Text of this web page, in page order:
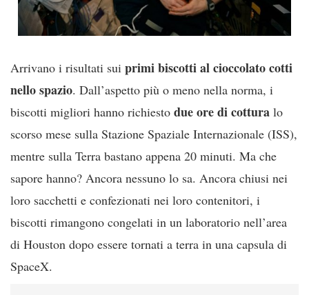
Arrivano i risultati sui primi biscotti al cioccolato cotti
nello spazio. Dall’aspetto più o meno nella norma, i
biscotti migliori hanno richiesto due ore di cottura lo
scorso mese sulla Stazione Spaziale Internazionale (ISS),
mentre sulla Terra bastano appena 20 minuti. Ma che
sapore hanno? Ancora nessuno lo sa. Ancora chiusi nei
loro sacchetti e confezionati nei loro contenitori, i
biscotti rimangono congelati in un laboratorio nell’area
di Houston dopo essere tornati a terra in una capsula di
SpaceX.